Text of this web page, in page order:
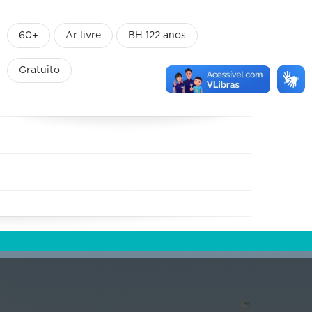
60+ Ar livre BH 122 anos
Gratuito